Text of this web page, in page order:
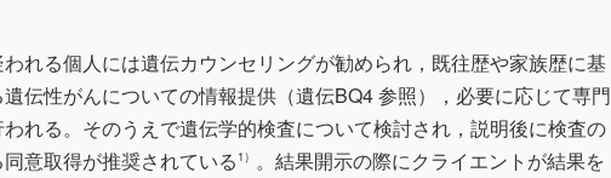
れる個人には遺伝カウンセリングが勧められ，既往歴や家族歴に基
伝性がんについての情報提供（遺伝BQ4 参照），必要に応じて専門
れる。そのうえで遺伝学的検査について検討され，説明後に検査の
意取得が推奨されている 1） 。結果開示の際にクライエントが結果を